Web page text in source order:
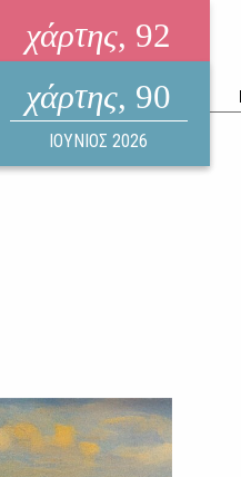
χάρτης, 92
ηλεκτρονικό περιοδικό
ΑΥΓΟΥΣΤΟΣ 2026
χάρτης, 90
ΙΟΥΝΙΟΣ 2026